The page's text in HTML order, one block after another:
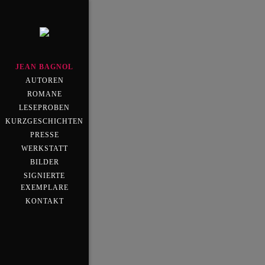
JEAN BAGNOL
AUTOREN
ROMANE
LESEPROBEN
KURZGESCHICHTEN
PRESSE
WERKSTATT
BILDER
SIGNIERTE
EXEMPLARE
KONTAKT